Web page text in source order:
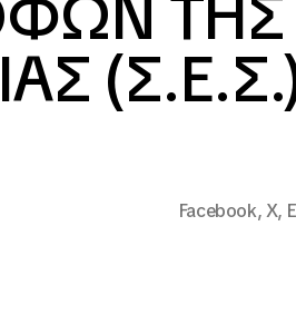
ΤΗΣ
Facebook,X,